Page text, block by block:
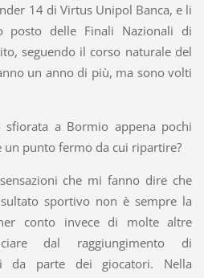
14 di Virtus Unipol Banca, e li
delle Finali Nazionali di
seguendo il corso naturale del
un anno di più, ma sono volti
a Bormio appena pochi
un punto fermo da cui ripartire?
che mi fanno dire che
sportivo non è sempre la
conto invece di molte altre
dal raggiungimento di
da parte dei giocatori. Nella